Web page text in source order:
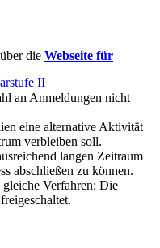
II
die Webseite für
an Anmeldungen nicht
eine alternative Aktivität
verbleiben soll.
langen Zeitraum
abschließen zu können.
gleiche Verfahren: Die